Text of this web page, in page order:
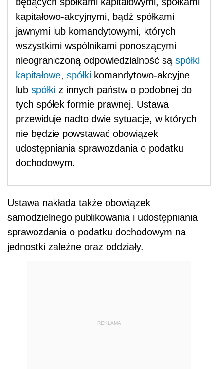
kapitałowo-akcyjnymi, bądź spółkami
jawnymi lub komandytowymi, których
wszystkimi wspólnikami ponoszącymi
nieograniczoną odpowiedzialność są spółki
kapitałowe, spółki komandytowo-akcyjne
lub spółki z innych państw o podobnej do
tych spółek formie prawnej. Ustawa
przewiduje nadto dwie sytuacje, w których
nie będzie powstawać obowiązek
udostępniania sprawozdania o podatku
dochodowym.
Ustawa nakłada także obowiązek
samodzielnego publikowania i udostępniania
sprawozdania o podatku dochodowym na
jednostki zależne oraz oddziały.
REKLAMA